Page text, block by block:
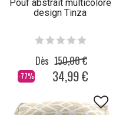
Pouf abstrait multicolore
design Tinza
-77%
Dès 150,00 €
34,99 €